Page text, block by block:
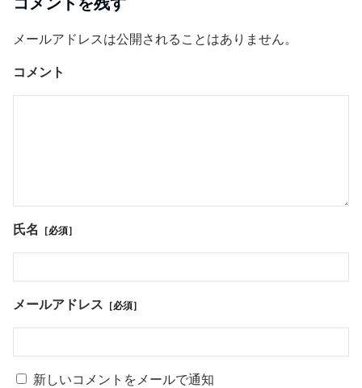
メールアドレスは公開されることはありません。
コメント
氏名 ［必須］
メールアドレス ［必須］
新しいコメントをメールで通知